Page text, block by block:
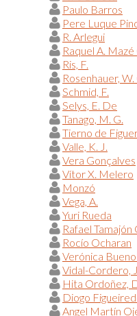
Paulo Barros
Pere Luque
R. Arlegui
Raquel A.
Ris, F.
Rosenhauer, W.
Schmid, F.
Selys, E. De
Tanago, M. G.
Tierno de
Valle, K. J.
Vera Gonçalves
Vítor X. Melero
Monzó
Vega, A.
Yuri Rueda
Rafael Tamajón
Rocío Ocharan
Verónica
Vidal-Cordero,
Hita Ordoñez,
Diogo
Angel Martín